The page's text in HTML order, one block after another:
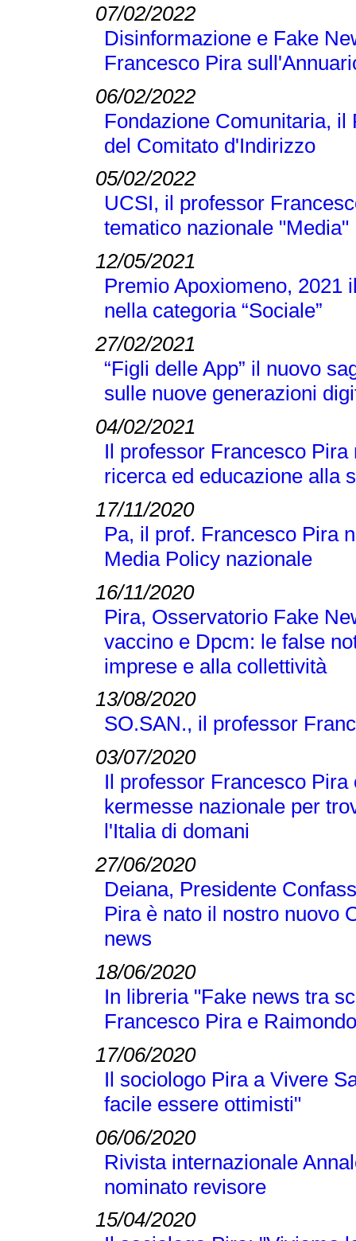
07/02/2022
Disinformazione e Fake
Francesco Pira
06/02/2022
Fondazione Comunitaria,
del Comitato d'Indirizzo
05/02/2022
UCSI, il professor
tematico nazionale "Media"
12/05/2021
Premio Apoxiomeno, 2021
nella categoria “Sociale”
27/02/2021
“Figli delle App” il nuovo
sulle nuove generazioni
04/02/2021
Il professor Francesco
ricerca ed educazione alla
17/11/2020
Pa, il prof. Francesco Pira
Media Policy nazionale
16/11/2020
Pira, Osservatorio Fake
vaccino e Dpcm: le false
imprese e alla collettività
13/08/2020
SO.SAN., il professor
03/07/2020
Il professor Francesco
kermesse nazionale per
l'Italia di domani
27/06/2020
Deiana, Presidente
Pira è nato il nostro nuovo
news
18/06/2020
In libreria "Fake news tra
Francesco Pira e
17/06/2020
Il sociologo Pira a Vivere
facile essere ottimisti"
06/06/2020
Rivista internazionale
nominato revisore
15/04/2020